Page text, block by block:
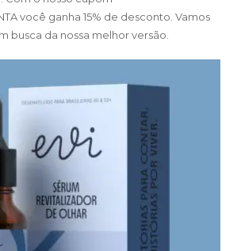
você ganha 15% de desconto. Vamos
busca da nossa melhor versão.